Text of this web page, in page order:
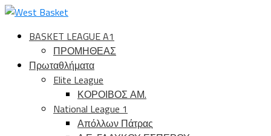
BASKET LEAGUE A1
ΠΡΟΜΗΘΕΑΣ
Πρωταθλήματα
Elite League
ΚΟΡΟΙΒΟΣ ΑΜ.
National League 1
Απόλλων Πάτρας